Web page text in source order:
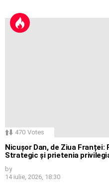
470 Votes
Nicușor Dan, de Ziua
Strategic și prietenia
by
14 iulie, 2026, 18:30